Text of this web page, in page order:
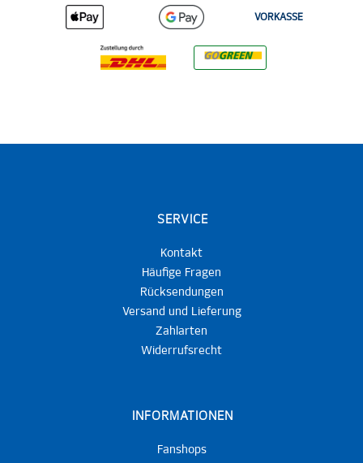
VORKASSE
SERVICE
Kontakt
Häufige Fragen
Rücksendungen
Versand und Lieferung
Zahlarten
Widerrufsrecht
INFORMATIONEN
Fanshops